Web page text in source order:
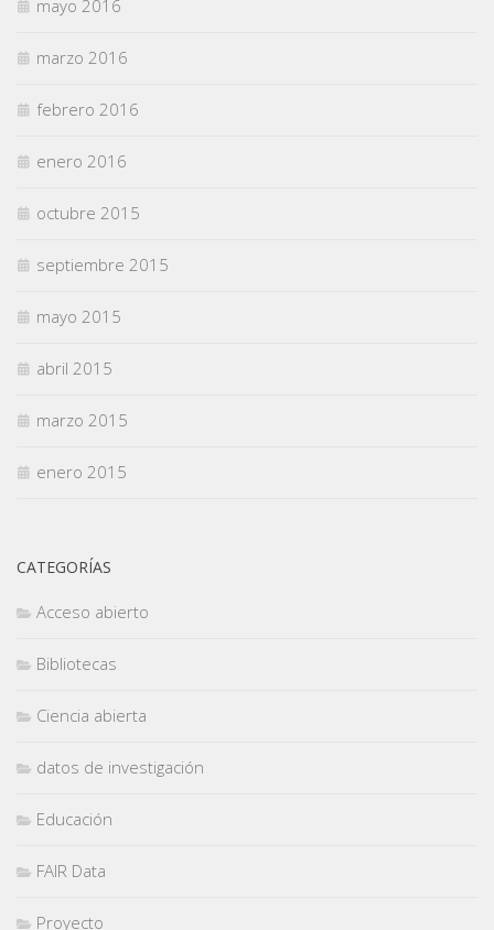
mayo 2016
marzo 2016
febrero 2016
enero 2016
octubre 2015
septiembre 2015
mayo 2015
abril 2015
marzo 2015
enero 2015
CATEGORÍAS
Acceso abierto
Bibliotecas
Ciencia abierta
datos de investigación
Educación
FAIR Data
Proyecto